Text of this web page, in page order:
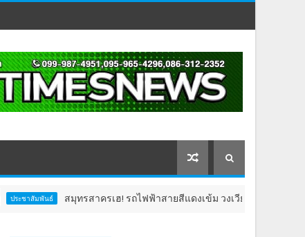
สมุทรสาครเฮ! รถไฟฟ้าสายสีแดงเข้ม วงเวียนใหญ่–มหาชัย 36.8 กม.